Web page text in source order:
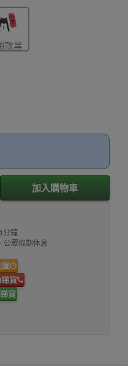
款黑
加入購物車
分鐘
眾假期休息
貨
貨